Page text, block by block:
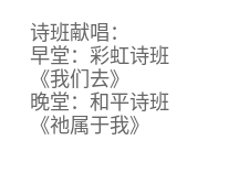
诗班献唱：
早堂：彩虹诗班
《我们去》
晚堂：和平诗班
《祂属于我》